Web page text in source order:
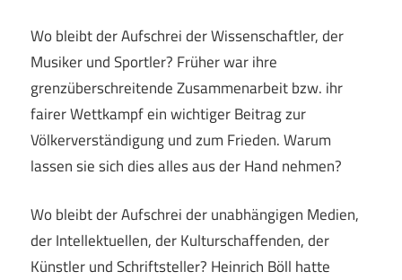
Wo bleibt der Aufschrei der Wissenschaftler, der
Musiker und Sportler? Früher war ihre
grenzüberschreitende Zusammenarbeit bzw. ihr
fairer Wettkampf ein wichtiger Beitrag zur
Völkerverständigung und zum Frieden. Warum
lassen sie sich dies alles aus der Hand nehmen?
Wo bleibt der Aufschrei der unabhängigen Medien,
der Intellektuellen, der Kulturschaffenden, der
Künstler und Schriftsteller? Heinrich Böll hatte